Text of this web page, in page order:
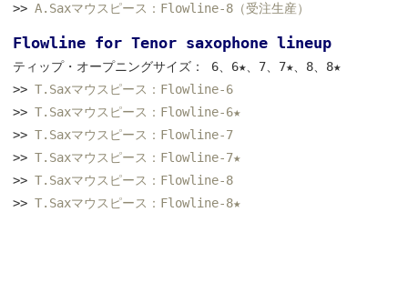
>> A.Saxマウスピース：Flowline-8（受注生産）
Flowline for Tenor saxophone lineup
ティップ・オープニングサイズ： 6、6★、7、7★、8、8★
>> T.Saxマウスピース：Flowline-6
>> T.Saxマウスピース：Flowline-6★
>> T.Saxマウスピース：Flowline-7
>> T.Saxマウスピース：Flowline-7★
>> T.Saxマウスピース：Flowline-8
>> T.Saxマウスピース：Flowline-8★